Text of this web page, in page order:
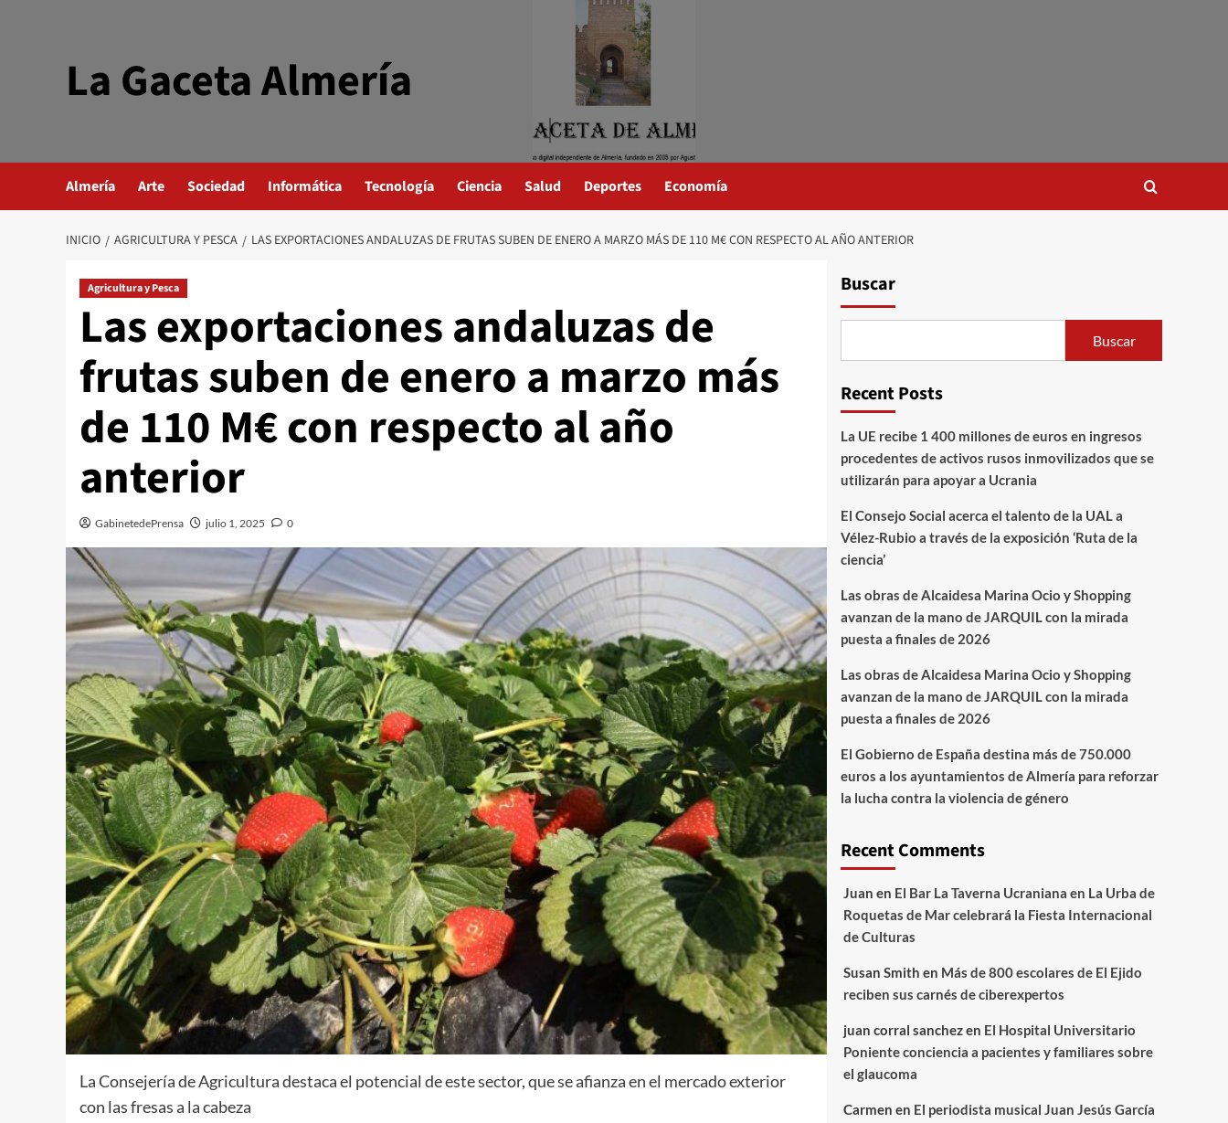
La Gaceta Almería
Almería Arte Sociedad Informática Tecnología Ciencia Salud Deportes Economía
INICIO AGRICULTURA Y PESCA LAS EXPORTACIONES ANDALUZAS DE FRUTAS SUBEN DE ENERO A MARZO MÁS DE 110 M€ CON RESPECTO AL AÑO ANTERIOR
Agricultura y Pesca
Las exportaciones andaluzas de
frutas suben de enero a marzo más
de 110 M€ con respecto al año
anterior
GabinetedePrensa julio 1, 2025 0
La Consejería de Agricultura destaca el potencial de este sector, que se afianza en el mercado exterior
con las fresas a la cabeza
Buscar
Buscar
Recent Posts
La UE recibe 1 400 millones de euros en ingresos
procedentes de activos rusos inmovilizados que se
utilizarán para apoyar a Ucrania
El Consejo Social acerca el talento de la UAL a
Vélez-Rubio a través de la exposición ‘Ruta de la
ciencia’
Las obras de Alcaidesa Marina Ocio y Shopping
avanzan de la mano de JARQUIL con la mirada
puesta a finales de 2026
Las obras de Alcaidesa Marina Ocio y Shopping
avanzan de la mano de JARQUIL con la mirada
puesta a finales de 2026
El Gobierno de España destina más de 750.000
euros a los ayuntamientos de Almería para reforzar
la lucha contra la violencia de género
Recent Comments
Juan en El Bar La Taverna Ucraniana en La Urba de
Roquetas de Mar celebrará la Fiesta Internacional
de Culturas
Susan Smith en Más de 800 escolares de El Ejido
reciben sus carnés de ciberexpertos
juan corral sanchezen El Hospital Universitario
Poniente conciencia a pacientes y familiares sobre
el glaucoma
Carmen en El periodista musical Juan Jesús García